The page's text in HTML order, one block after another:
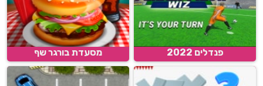
פנדלים 2022 מסעדת בורגר שף